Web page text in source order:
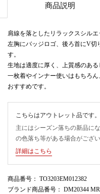
商品説明
肩線を落としたリラックスシルエ
左胸にバッジロゴ、後ろ首にV切
す。
生地は適度に厚く、上質感のある
一枚着やインナー使いはもちろ
おすすめです。
こちらはアウトレット品です。
主にはシーズン落ちの新品に
の色落ち等がある場合がござ
詳細はこちら
商品番号 ： TO3203EM012382
ブランド商品番号 ： DM20344